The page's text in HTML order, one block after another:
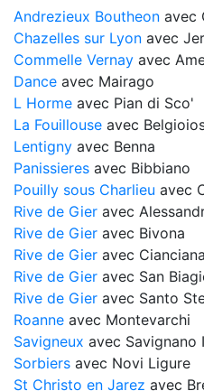
Andrezieux Boutheon avec
Chazelles sur Lyon avec
Commelle Vernay avec
Dance avec Mairago
L Horme avec Pian di Sco'
La Fouillouse avec
Lentigny avec Benna
Panissieres avec Bibbiano
Pouilly sous Charlieu avec
Rive de Gier avec
Rive de Gier avec Bivona
Rive de Gier avec Cianciana
Rive de Gier avec San
Rive de Gier avec Santo
Roanne avec Montevarchi
Savigneux avec Savignano
Sorbiers avec Novi Ligure
St Christo en Jarez avec